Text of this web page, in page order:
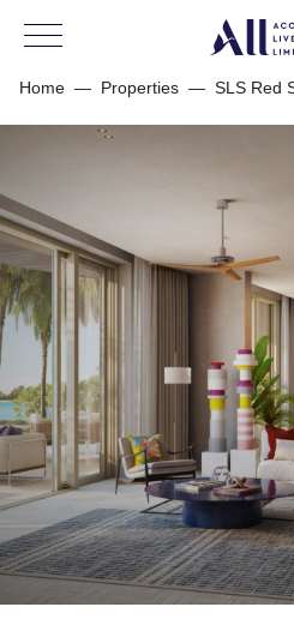
Home — Properties — SLS Red